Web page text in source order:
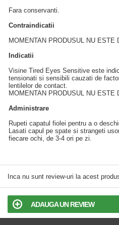
Fara conservanti.
Contraindicatii
MOMENTAN PRODUSUL NU ESTE
Indicatii
Visine Tired Eyes Sensitive este
tensionati si sensibili cauzati de
lentilelor de contact.
MOMENTAN PRODUSUL NU ESTE
Administrare
Rupeti capatul fiolei pentru a o
Lasati capul pe spate si strangeti
fiecare ochi, de 3-4 ori pe zi.
Inca nu sunt review-uri la acest
ADAUGA UN REVIEW